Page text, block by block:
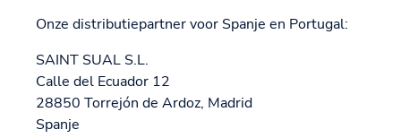
Onze distributiepartner voor Spanje en Portugal:
SAINT SUAL S.L.
Calle del Ecuador 12
28850 Torrejón de Ardoz, Madrid
Spanje